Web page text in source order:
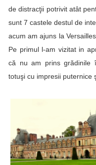
de distracţii potrivit atât
sunt7 castele destul de
acum am ajuns la
Pe primul l-am vizitat in
că nu am prins grădinile
totuşi cu impresii puternice